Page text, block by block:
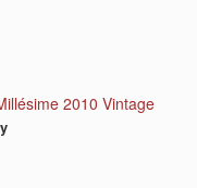
2010 Vintage